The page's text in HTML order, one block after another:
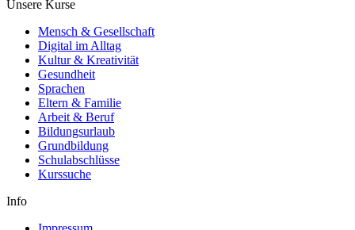
Unsere Kurse
Mensch & Gesellschaft
Digital im Alltag
Kultur & Kreativität
Gesundheit
Sprachen
Eltern & Familie
Arbeit & Beruf
Bildungsurlaub
Grundbildung
Schulabschlüsse
Kurssuche
Info